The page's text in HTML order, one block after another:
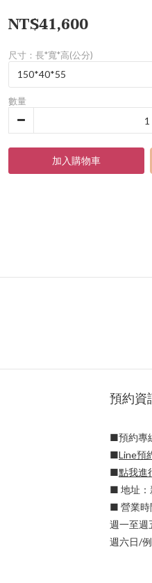
NT$41,600
尺寸：長*寬*高(公分)
數量
加入購物車
預約資
■預約專
■Line預
■點我進
■ 地址：
■ 營業時
週一至週
週六日/